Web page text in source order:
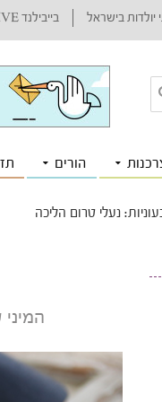
יולדות בישראל בייבילנד LIVE
הורים
נעלי טרום הליכה